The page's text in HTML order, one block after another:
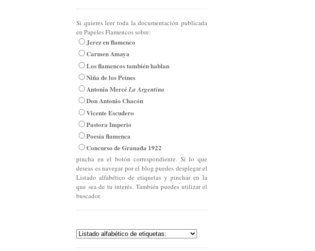
Si quieres leer toda la documentación publicada
en Papeles Flamencos sobre:
Jerez en flamenco
Carmen Amaya
Los flamencos también hablan
Niña de los Peines
Antonia MercéLa Argentina
Don Antonio Chacón
Vicente Escudero
Pastora Imperio
Poesía flamenca
Concurso de Granada 1922
pincha en el botón correspondiente. Si lo que
deseas es navegar por el blog puedes desplegar el
Listado alfabético de etiquetas y pinchar en la
que sea de tu interés. También puedes utilizar el
buscador.